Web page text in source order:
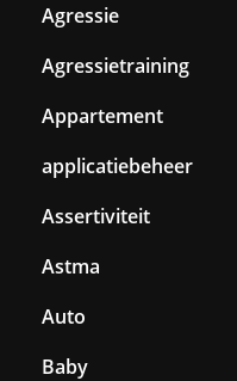
Agressie
Agressietraining
Appartement
applicatiebeheer
Assertiviteit
Astma
Auto
Baby